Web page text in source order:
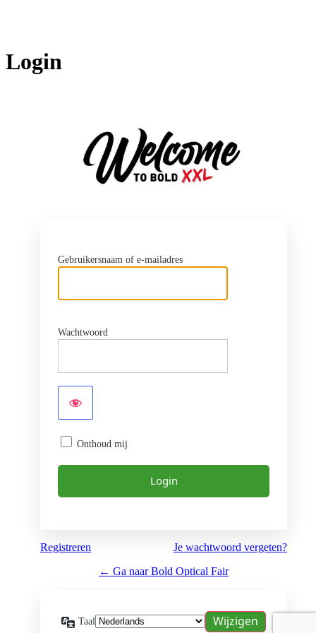
Login
Gebruikersnaam of e-mailadres
Wachtwoord
Onthoud mij
Registreren
Je wachtwoord vergeten?
← Ga naar Bold Optical Fair
Taal